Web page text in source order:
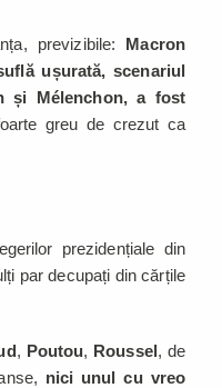
previzibile: Macron
ușurată, scenariul
și Mélenchon, a fost
greu de crezut ca
prezidențiale din
par decupați din cărțile
, Poutou, Roussel, de
nici unul cu vreo